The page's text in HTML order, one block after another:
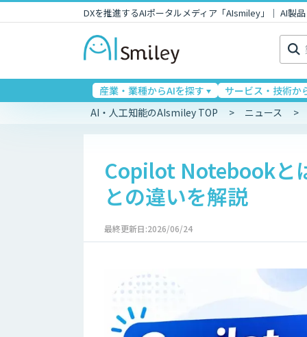
DXを推進するAIポータルメディア「AIsmiley」｜ AI製
検
索:
産業・業種からAIを探す
サービス・技術か
AI・人工知能のAIsmiley TOP
ニュース
Copilot Notebookと
との違いを解説
最終更新日:2026/06/24